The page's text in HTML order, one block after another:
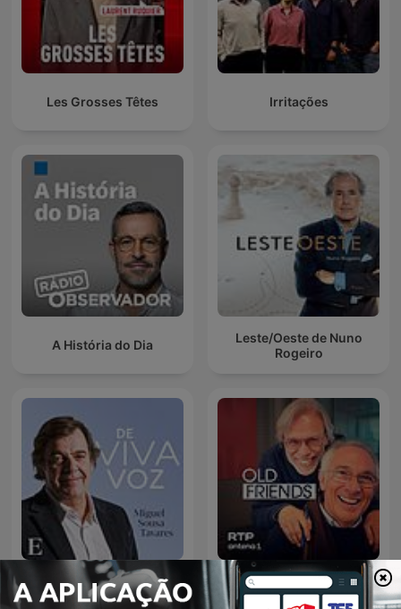
Les Grosses Têtes Irritações
A História do Dia
Leste/Oeste de Nuno
Rogeiro
Miguel Sousa Tavares de
Viva Voz
Old Friends